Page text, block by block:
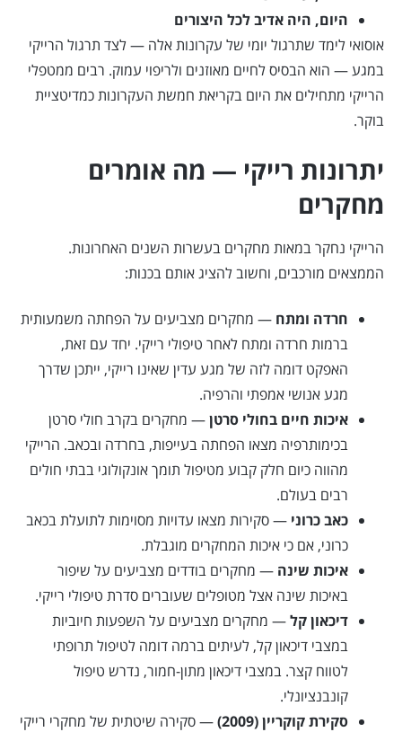
היום, היה אדיב לכל היצורים
אוסואי לימד שתרגול יומי של עקרונות אלה — לצד תרגול הרייקי
במגע — הוא הבסיס לחיים מאוזנים ולריפוי עמוק. רבים ממטפלי
הרייקי מתחילים את היום בקריאת חמשת העקרונות כמדיטציית
בוקר.
יתרונות רייקי — מה אומרים
מחקרים
הרייקי נחקר במאות מחקרים בעשרות השנים האחרונות.
הממצאים מורכבים, וחשוב להציג אותם בכנות:
חרדה ומתח — מחקרים מצביעים על הפחתה משמעותית
ברמות חרדה ומתח לאחר טיפולי רייקי. יחד עם זאת,
האפקט דומה לזה של מגע עדין שאינו רייקי, ייתכן שדרך
מגע אנושי אמפתי והרפיה.
איכות חיים בחולי סרטן— מחקרים בקרב חולי סרטן
בכימותרפיה מצאו הפחתה בעייפות, בחרדה ובכאב. הרייקי
מהווה כיום חלק קבוע מטיפול תומך אונקולוגי בבתי חולים
רבים בעולם.
כאב כרוני — סקירות מצאו עדויות מסוימות לתועלת בכאב
כרוני, אם כי איכות המחקרים מוגבלת.
איכות שינה — מחקרים בודדים מצביעים על שיפור
באיכות שינה אצל מטופלים שעוברים סדרת טיפולי רייקי.
דיכאון קל— מחקרים מצביעים על השפעות חיוביות
במצבי דיכאון קל, לעיתים ברמה דומה לטיפול תרופתי
לטווח קצר. במצבי דיכאון מתון-חמור, נדרש טיפול
קונבנציונלי.
סקירת קוקריין (2009)
— סקירה שיטתית של מחקרי רייקי